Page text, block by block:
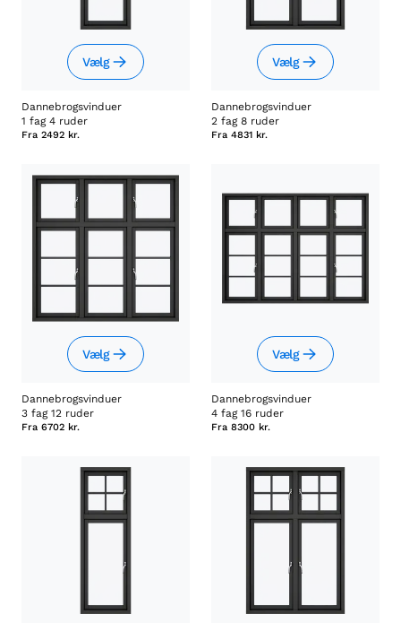
Vælg
Dannebrogsvinduer
1 fag 4 ruder
Fra 2492 kr.
Vælg
Dannebrogsvinduer
2 fag 8 ruder
Fra 4831 kr.
Vælg
Dannebrogsvinduer
3 fag 12 ruder
Fra 6702 kr.
Vælg
Dannebrogsvinduer
4 fag 16 ruder
Fra 8300 kr.